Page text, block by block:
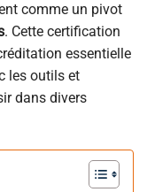
comme un pivot
. Cette certification
essentielle
les outils et
dans divers